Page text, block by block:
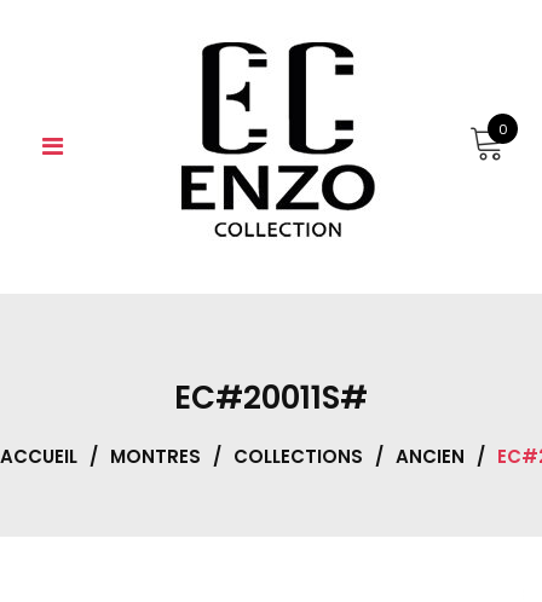
0
EC#20011S#
ACCUEIL / MONTRES / COLLECTIONS / ANCIEN /